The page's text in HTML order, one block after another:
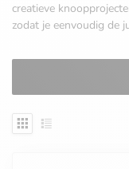
creatieve
zodat je eenvoudig de